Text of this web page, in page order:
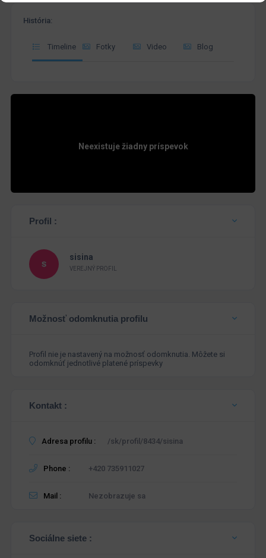
História:
Timeline Fotky Video Blog
Neexistuje žiadny príspevok
Profil :
sisina
VEREJNÝ PROFIL
Možnosť odomknutia profilu
Profil nie je nastavený na možnosť odomknutia. Môžete si
odomknúť jednotlivé platené príspevky
Kontakt :
Adresa profilu : /sk/profil/8434/sisina
Phone : +420 735911027
Mail : Nezobrazuje sa
Sociálne siete :